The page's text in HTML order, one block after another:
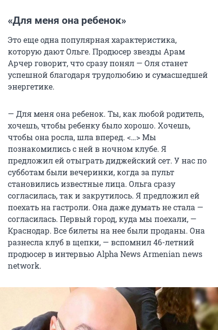
«Для меня она ребенок»
Это еще одна популярная характеристика,
которую дают Ольге. Продюсер звезды Арам
Арчер говорит, что сразу понял — Оля станет
успешной благодаря трудолюбию и сумасшедшей
энергетике.
— Для меня она ребенок. Ты, как любой родитель,
хочешь, чтобы ребенку было хорошо. Хочешь,
чтобы она росла, шла вперед. <…> Мы
познакомились с ней в ночном клубе. Я
предложил ей отыграть диджейский сет. У нас по
субботам были вечеринки, когда за пульт
становились известные лица. Ольга сразу
согласилась, так и закрутилось. Я предложил ей
поехать на гастроли. Она даже думать не стала —
согласилась. Первый город, куда мы поехали, —
Краснодар. Все билеты на нее были проданы. Она
разнесла клуб в щепки, — вспомнил 46-летний
продюсер в интервью Alpha News Armenian news
network.